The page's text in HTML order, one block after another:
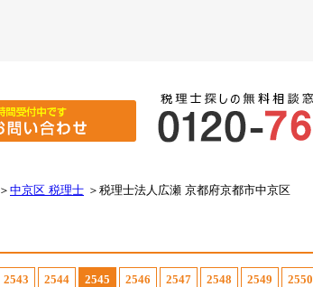
＞ 中京区 税理士 ＞ 税理士法人広瀬 京都府京都市中京区
2543 2544 2545 2546 2547 2548 2549 2550